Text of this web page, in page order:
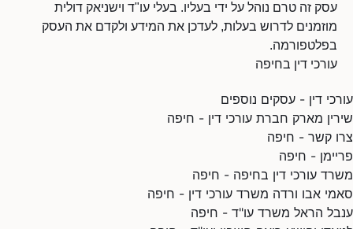
עסק זה טרם נוהל על ידי בעליו. בעלי עו"ד וישניאק דולית
מוזמנים לדרוש בעלות, לעדכן את המידע ולקדם את העסק
בפלטפורמה.
עורכי דין בחיפה
עורכי דין - עסקים נוספים
שירין מארק חברת עורכי דין - חיפה
צרו קשר - חיפה
פריימן - חיפה
משרד עורכי דין בחיפה - חיפה
סאמי אבו ורדה משרד עורכי דין - חיפה
ענבל הראל משרד עו"ד - חיפה